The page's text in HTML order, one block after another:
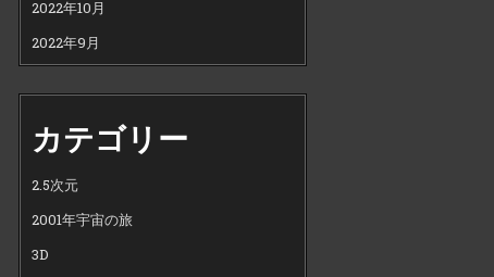
2022年10月
2022年9月
カテゴリー
2.5次元
2001年宇宙の旅
3D